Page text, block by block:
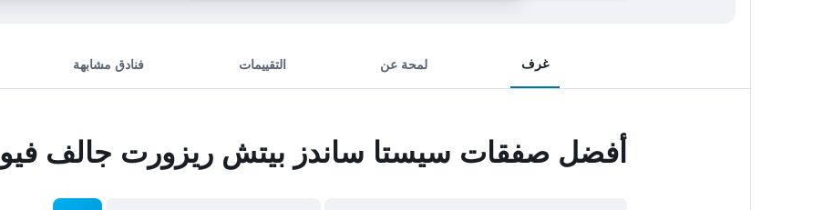
غرف لمحة عن التقييمات فنادق مشابهة
أفضل صفقات سيستا ساندز بيتش ريزورت جالف فيو